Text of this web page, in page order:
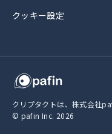
クッキー設定
クリプタクトは、株式会社
© pafin Inc. 2026